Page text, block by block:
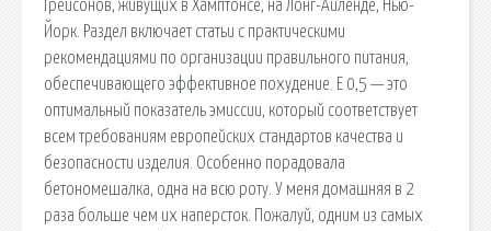
Грейсонов, живущих в Хамптонсе, на Лонг-Айленде, Нью-
Йорк. Раздел включает статьи с практическими
рекомендациями по организации правильного питания,
обеспечивающего эффективное похудение. Е 0,5 — это
оптимальный показатель эмиссии, который соответствует
всем требованиям европейских стандартов качества и
безопасности изделия. Особенно порадовала
бетономешалка, одна на всю роту. У меня домашняя в 2
раза больше чем их наперсток. Пожалуй, одним из самых